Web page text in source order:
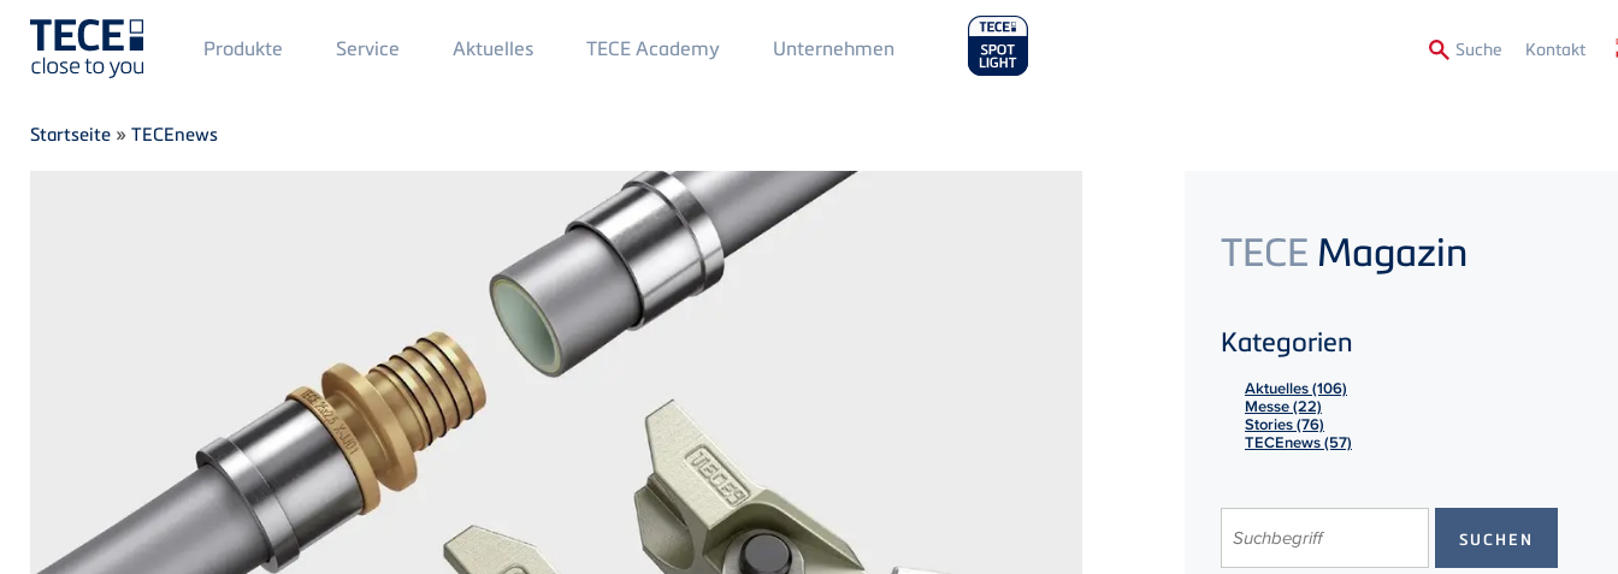
Direkt zum Inhalt
Main
Menü
Produkte Service Aktuelles TECE Academy Main
Menu
Unternehmen Suche Kontakt
Breadcrumb
Startseite » TECEnews
TECE Magazin
Kategorien
Aktuelles (106)
Messe (22)
Stories (76)
TECEnews (57)